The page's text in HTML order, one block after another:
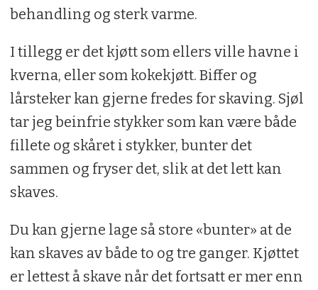
behandling og sterk varme.
I tillegg er det kjøtt som ellers ville havne i
kverna, eller som kokekjøtt. Biffer og
lårsteker kan gjerne fredes for skaving. Sjøl
tar jeg beinfrie stykker som kan være både
fillete og skåret i stykker, bunter det
sammen og fryser det, slik at det lett kan
skaves.
Du kan gjerne lage så store «bunter» at de
kan skaves av både to og tre ganger. Kjøttet
er lettest å skave når det fortsatt er mer enn